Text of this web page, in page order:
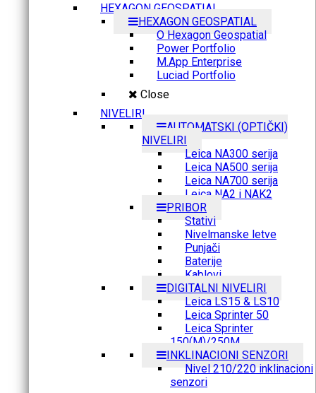
HEXAGON GEOSPATIAL
HEXAGON GEOSPATIAL
O Hexagon Geospatial
Power Portfolio
M.App Enterprise
Luciad Portfolio
Close
NIVELIRI
AUTOMATSKI (OPTIČKI)
NIVELIRI
Leica NA300 serija
Leica NA500 serija
Leica NA700 serija
Leica NA2 i NAK2
PRIBOR
Stativi
Nivelmanske letve
Punjači
Baterije
Kablovi
DIGITALNI NIVELIRI
Leica LS15 & LS10
Leica Sprinter 50
Leica Sprinter
150(M)/250M
INKLINACIONI SENZORI
Nivel 210/220 inklinacioni
senzori